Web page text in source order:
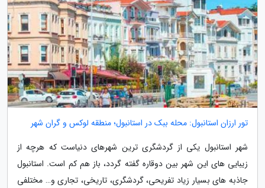
تور ارزان استانبول: محله ببک در استانبول؛ منطقه لوکس و گران شهر
شهر استانبول یکی از گردشگری ترین شهرهای دنیاست که هرچه از
زیبایی های این شهر بین دوقاره گفته گردد، باز هم کم است. استانبول
جاذبه های بسیار زیاد تفریحی، گردشگری، تاریخی، تجاری و… مختلفی